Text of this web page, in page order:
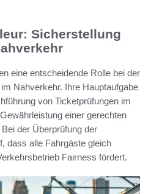
Sicherstellung
eine entscheidende Rolle bei der
Nahverkehr. Ihre Hauptaufgabe
von Ticketprüfungen im
einer gerechten
der Überprüfung der
dass alle Fahrgäste gleich
Fairness fördert.